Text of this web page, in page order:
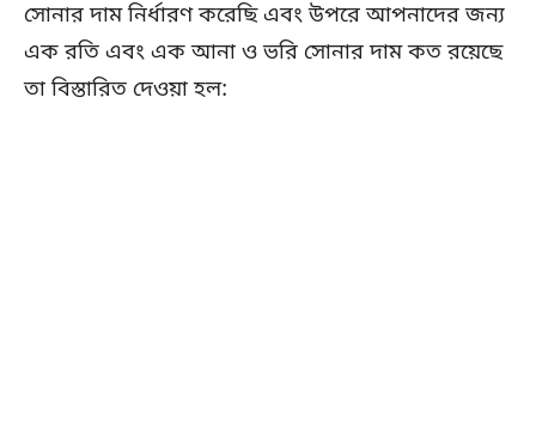
সোনার দাম নির্ধারণ করেছি এবং উপরে আপনাদের জন্য
এক রতি এবং এক আনা ও ভরি সোনার দাম কত রয়েছে
তা বিস্তারিত দেওয়া হল: